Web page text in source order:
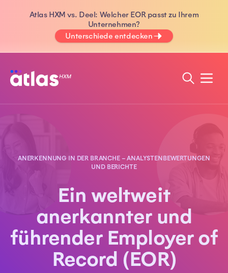
Atlas HXM vs. Deel: Welcher EOR passt zu Ihrem
Unternehmen?
Unterschiede entdecken
ANERKENNUNG IN DER BRANCHE – ANALYSTENBEWERTUNGEN
UND BERICHTE
Ein weltweit
anerkannter und
führender Employer of
Record (EOR)